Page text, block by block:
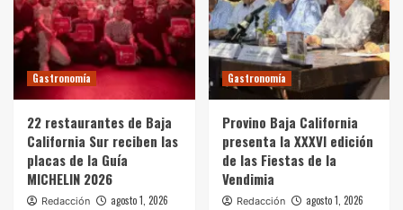
Gastronomía
22 restaurantes de Baja
California Sur reciben las
placas de la Guía
MICHELIN 2026
Redacción agosto 1, 2026
Gastronomía
Provino Baja California
presenta la XXXVI edición
de las Fiestas de la
Vendimia
Redacción agosto 1, 2026